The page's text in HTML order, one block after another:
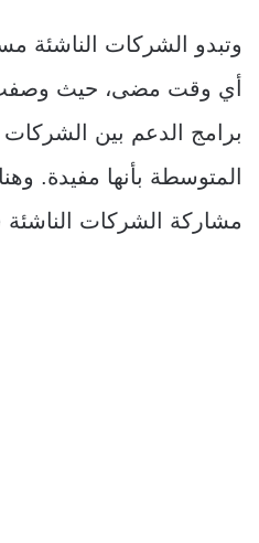
وتبدو الشركات الناشئة
برامج الدعم بين
المتوسطة بأنها مفيدة.
مشاركة الشركات الناشئة